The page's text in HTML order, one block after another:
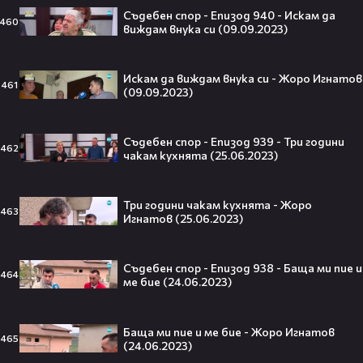
460
Съдебен спор - Епизод 940 - Искам да
виждам внука си (09.09.2023)
461
Искам да виждам внука си - Жоро Игнатов
(09.09.2023)
462
Съдебен спор - Епизод 939 - Три години
чакам кухнята (25.06.2023)
463
Три години чакам кухнята - Жоро
Игнатов (25.06.2023)
464
Съдебен спор - Епизод 938 - Баща ми пие и
ме бие (24.06.2023)
465
Баща ми пие и ме бие - Жоро Игнатов
(24.06.2023)
20:17
Милена Маркова-Маца посреща гости
| Черешката на тортата | 3 авг. 2026
Енджи Касабие посреща гости |
Черешката на тортата | 31 юли 2026 |
18:32
По следите на джолана - Жоро
Игнатов (19.11.2022)
Съдебен спор - Епизод 883 -
Дърводелец ме измами (20.11.2022)
Съдебен спор - Епизод 884 - Открадна
ми рецептите (26.11.2022)
(27.11.2022)
Съдебен спор